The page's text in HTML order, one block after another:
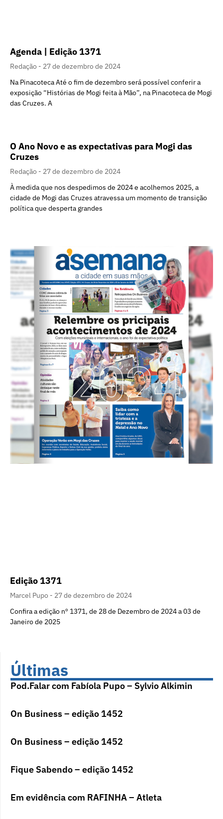
Agenda | Edição 1371
Redação
27 de dezembro de 2024
Na Pinacoteca Até o fim de dezembro será possível conferir a
exposição “Histórias de Mogi feita à Mão”, na Pinacoteca de Mogi
das Cruzes. A
O Ano Novo e as expectativas para Mogi das
Cruzes
Redação
27 de dezembro de 2024
À medida que nos despedimos de 2024 e acolhemos 2025, a
cidade de Mogi das Cruzes atravessa um momento de transição
política que desperta grandes
Edição 1371
Marcel Pupo
27 de dezembro de 2024
Confira a edição nº 1371, de 28 de Dezembro de 2024 a 03 de
Janeiro de 2025
Últimas
Pod.Falar com Fabíola Pupo – Sylvio Alkimin
On Business – edição 1452
On Business – edição 1452
Fique Sabendo – edição 1452
Em evidência com RAFINHA – Atleta